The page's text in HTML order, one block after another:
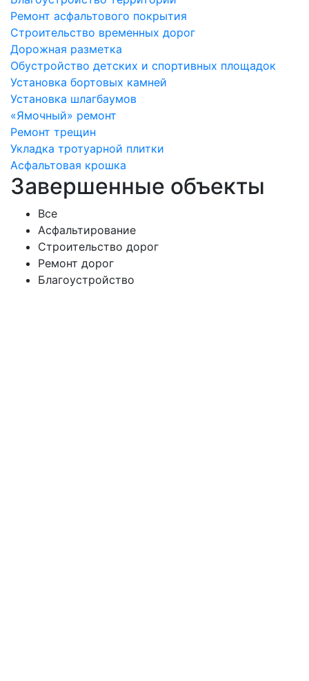
Ремонт асфальтового покрытия
Строительство временных дорог
Дорожная разметка
Обустройство детских и спортивных площадок
Установка бортовых камней
Установка шлагбаумов
«Ямочный» ремонт
Ремонт трещин
Укладка тротуарной плитки
Асфальтовая крошка
Завершенные объекты
Все
Асфальтирование
Строительство дорог
Ремонт дорог
Благоустройство